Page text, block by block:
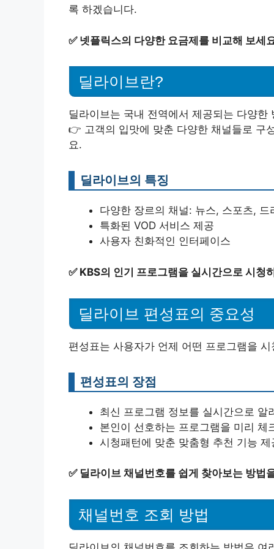
록 하겠습니다.
✅ 넷플릭스의 다양한 요금제를 비교해 보세
딜라이브란?
딜라이브는 국내 전역에서 제공되는 다양
👉 고객의 입맛에 맞춘 다양한 채널들로 구
요.
딜라이브의 특징
다양한 장르의 채널: 뉴스, 스포츠, 드
특화된 VOD 서비스 제공
사용자 친화적인 인터페이스
✅ KBS의 인기 프로그램을 실시간으로 시청
딜라이브 편성표의 중요성
편성표는 사용자가 언제 어떤 프로그램을
편성표의 장점
최신 프로그램 정보를 실시간으로 알
본인이 선호하는 프로그램을 미리 체
시청패턴에 맞춘 맞춤형 추천 기능 제
✅ 딜라이브 채널번호를 쉽게 찾아보는 방법
채널번호 조회 방법